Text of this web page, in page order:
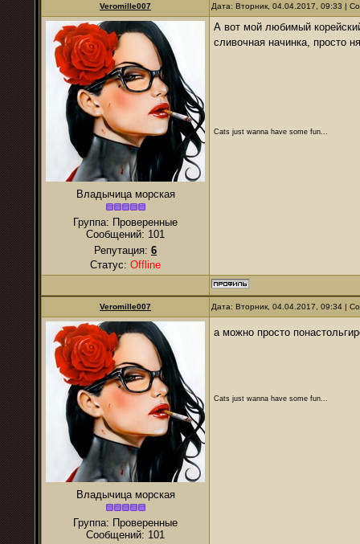
Veromille007 Дата: Вторник, 04.04.2017, 09:33 |
Владычица морская
Группа: Проверенные
Сообщений: 101
Репутация: 6
Статус: Offline
А вот мой любимый
сливочная начинка, просто
Cats just wanna have some fun...
Veromille007 Дата: Вторник, 04.04.2017, 09:34 |
Владычица морская
Группа: Проверенные
Сообщений: 101
а можно просто
Cats just wanna have some fun...